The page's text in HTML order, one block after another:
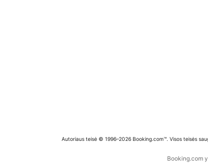
Autoriaus teisė © 1996–2026 Booking.com™. Visos teisės
Booking.com